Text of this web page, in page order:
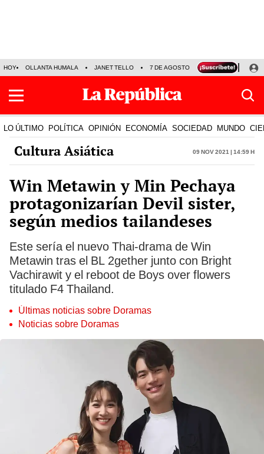
HOY OLLANTA HUMALA JANET TELLO 7 DE AGOSTO TINKA RESULTADOS
LO ÚLTIMO POLÍTICA OPINIÓN ECONOMÍA SOCIEDAD MUNDO
Cultura Asiática 09 Nov 2021 | 14:59 h
Win Metawin y Min Pechaya
protagonizarían Devil sister,
según medios tailandeses
Este sería el nuevo Thai-drama de Win
Metawin tras el BL 2gether junto con Bright
Vachirawit y el reboot de Boys over flowers
titulado F4 Thailand.
Últimas noticias sobre Doramas
Noticias sobre Doramas